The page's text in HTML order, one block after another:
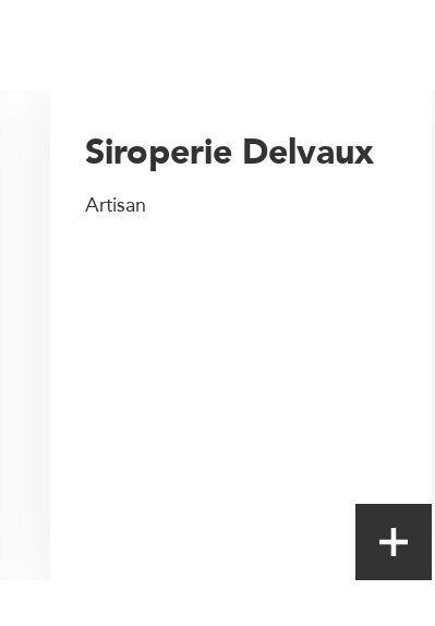
Siroperie Delvaux
Artisan